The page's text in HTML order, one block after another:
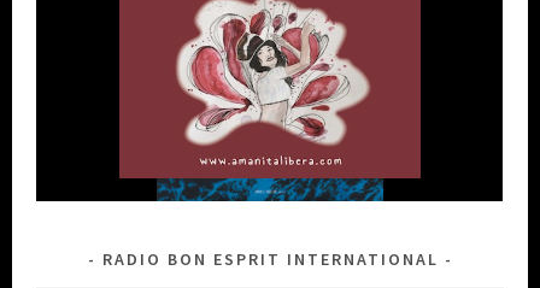
RADIO BON ESPRIT INTERNATIONAL